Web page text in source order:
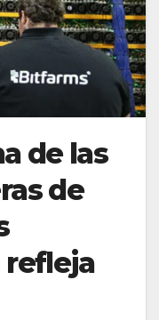
de las
de